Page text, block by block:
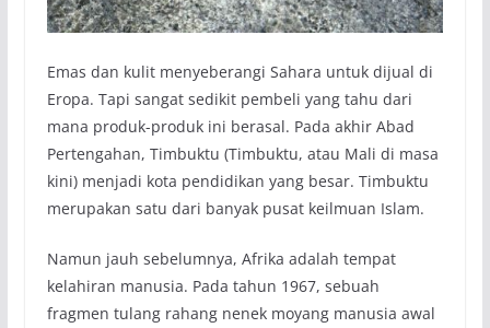
Emas dan kulit menyeberangi Sahara untuk dijual di
Eropa. Tapi sangat sedikit pembeli yang tahu dari
mana produk-produk ini berasal. Pada akhir Abad
Pertengahan, Timbuktu (Timbuktu, atau Mali di masa
kini) menjadi kota pendidikan yang besar. Timbuktu
merupakan satu dari banyak pusat keilmuan Islam.
Namun jauh sebelumnya, Afrika adalah tempat
kelahiran manusia. Pada tahun 1967, sebuah
fragmen tulang rahang nenek moyang manusia awal